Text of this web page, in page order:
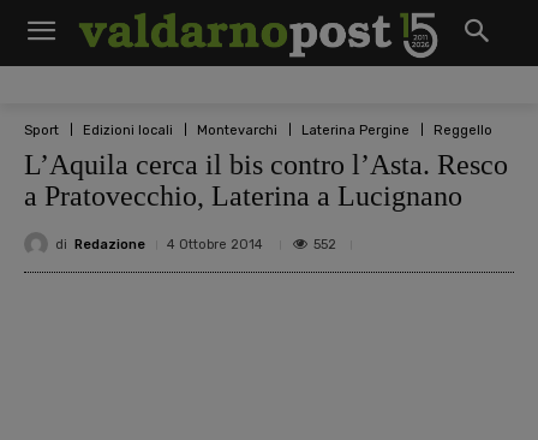
Sport Edizioni locali Montevarchi Laterina Pergine Reggello
L’Aquila cerca il bis contro l’Asta. Resco
a Pratovecchio, Laterina a Lucignano
di Redazione 4 Ottobre 2014 552